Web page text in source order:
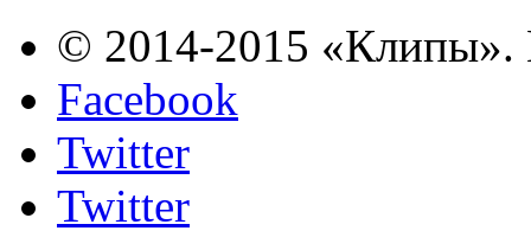
© 2014-2015 «Клипы».
Facebook
Twitter
Twitter